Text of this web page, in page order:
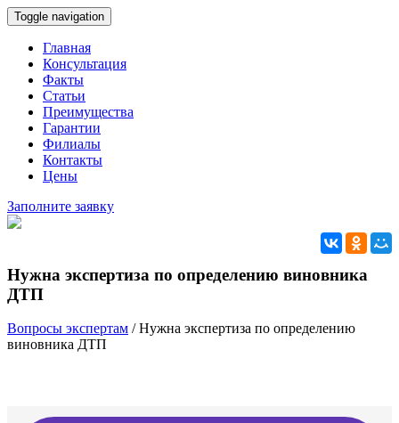
Toggle navigation
Главная
Консультация
Факты
Статьи
Преимущества
Гарантии
Филиалы
Контакты
Цены
Заполните заявку
Нужна экспертиза по определению виновника
ДТП
Вопросы экспертам /Нужна экспертиза по определению
виновника ДТП